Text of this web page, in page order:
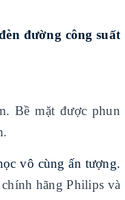
đường công suất
Bề mặt được phun
vô cùng ấn tượng.
hãng Philips và